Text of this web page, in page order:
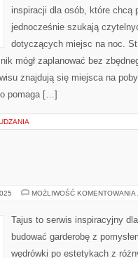
inspiracji dla osób, które chcą
jednocześnie szukają
dotyczących miejsc na noc.
mógł zaplanować bez
znajdują się miejsca na
pomaga […]
MOŻLIWOŚĆ KOMENTOWANIA
Tajus to serwis inspiracyjny
budować garderobę z
wędrówki po estetykach z